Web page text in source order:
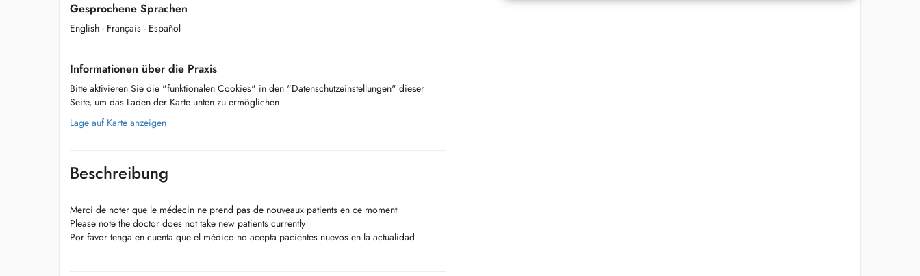
Gesprochene Sprachen
English - Français - Español
Informationen über die Praxis
Bitte aktivieren Sie die "funktionalen Cookies" in den "Datenschutzeinstellungen" dieser
Seite, um das Laden der Karte unten zu ermöglichen
Lage auf Karte anzeigen
Beschreibung
Merci de noter que le médecin ne prend pas de nouveaux patients en ce moment
Please note the doctor does not take new patients currently
Por favor tenga en cuenta que el médico no acepta pacientes nuevos en la actualidad